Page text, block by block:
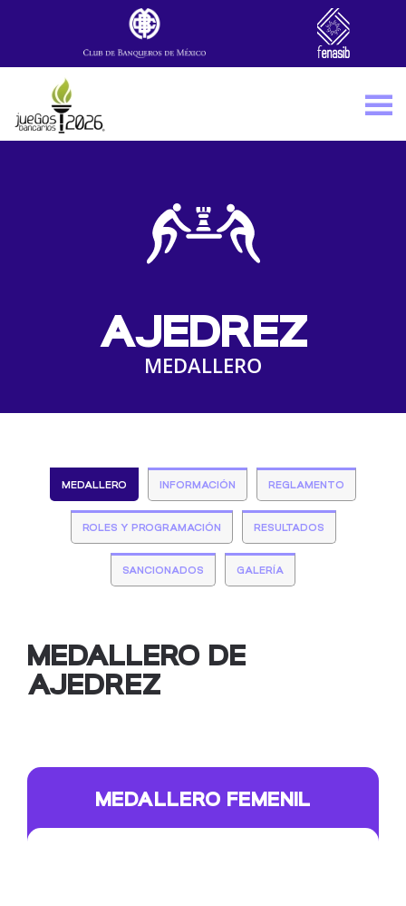
Skip to main content
AJEDREZ
MEDALLERO
MEDALLERO INFORMACIÓN REGLAMENTO
ROLES Y PROGRAMACIÓN RESULTADOS
SANCIONADOS GALERÍA
MEDALLERO DE
AJEDREZ
MEDALLERO FEMENIL